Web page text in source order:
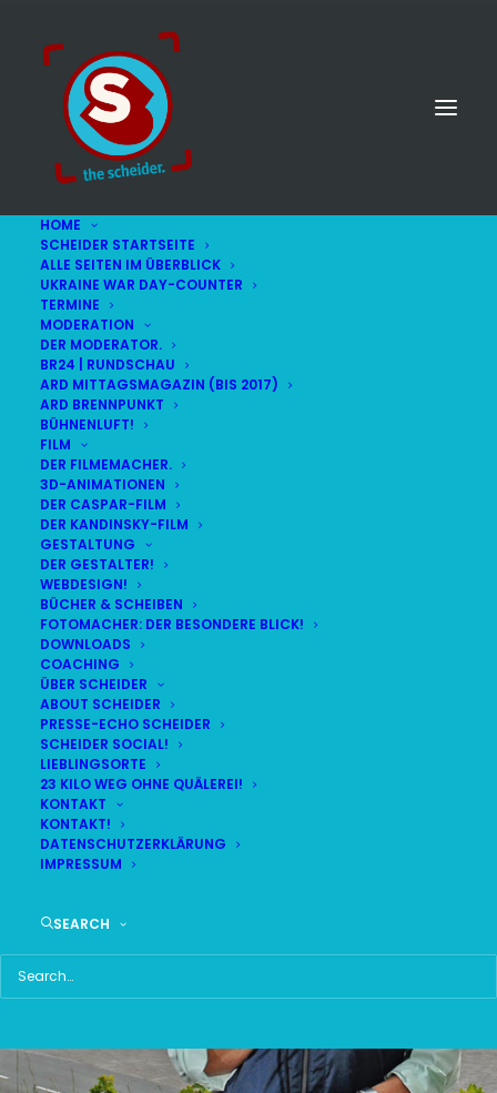
HOME
SCHEIDER STARTSEITE
ALLE SEITEN IM ÜBERBLICK
UKRAINE WAR DAY-COUNTER
TERMINE
MODERATION
DER MODERATOR.
BR24 | RUNDSCHAU
ARD MITTAGSMAGAZIN (BIS 2017)
ARD BRENNPUNKT
BÜHNENLUFT!
FILM
DER FILMEMACHER.
3D-ANIMATIONEN
DER CASPAR-FILM
DER KANDINSKY-FILM
GESTALTUNG
DER GESTALTER!
WEBDESIGN!
BÜCHER & SCHEIBEN
FOTOMACHER: DER BESONDERE BLICK!
DOWNLOADS
COACHING
ÜBER SCHEIDER
ABOUT SCHEIDER
PRESSE-ECHO SCHEIDER
SCHEIDER SOCIAL!
LIEBLINGSORTE
23 KILO WEG OHNE QUÄLEREI!
KONTAKT
KONTAKT!
DATENSCHUTZERKLÄRUNG
IMPRESSUM
SEARCH
Sondersendung
DAS HIER HABE ICH GEFUNDEN: